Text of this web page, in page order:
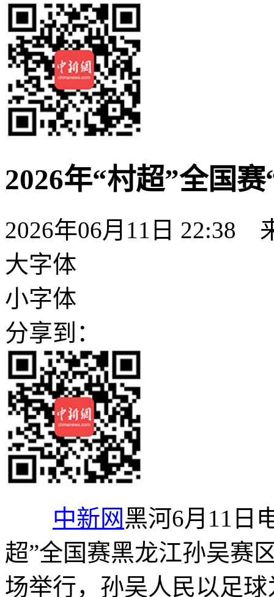
2026年“村超”全国
2026年06月11日 22:38
大字体
小字体
分享到：
中新网黑河6月11日
超”全国赛黑龙江孙吴赛
场举行，孙吴人民以足